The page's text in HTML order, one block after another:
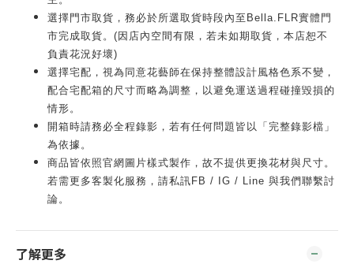
選擇門市取貨，務必於所選取貨時段內至Bella.FLR實體門
市完成取貨。(因店內空間有限，若未如期取貨，本店恕不
負責花況好壞)
選擇宅配，視為同意花藝師在保持整體設計風格色系不變，
配合宅配箱的尺寸而略為調整，以避免運送過程碰撞毀損的
情形。
開箱時請務必全程錄影，若有任何問題皆以「完整錄影檔」
為依據。
商品皆依照官網圖片樣式製作，故不提供更換花材與尺寸。
若需更多客製化服務，請私訊FB / IG / Line 與我們聯繫討
論。
了解更多